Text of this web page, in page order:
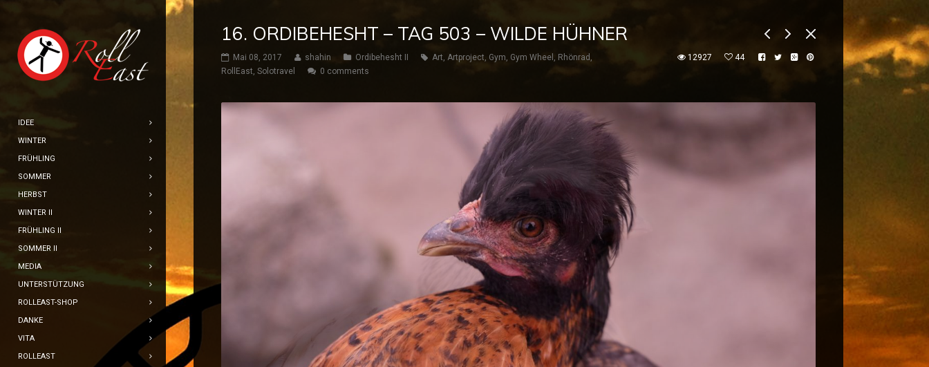
IDEE
WINTER
FRÜHLING
SOMMER
HERBST
WINTER II
FRÜHLING II
SOMMER II
MEDIA
UNTERSTÜTZUNG
ROLLEAST-SHOP
DANKE
VITA
ROLLEAST
16. ORDIBEHESHT – TAG 503 – WILDE HÜHNER
Mai 08, 2017 shahin Ordibehesht II Art, Artproject, Gym, Gym Wheel , Rhönrad ,
RollEast, Solotravel 0 comments
12927 44